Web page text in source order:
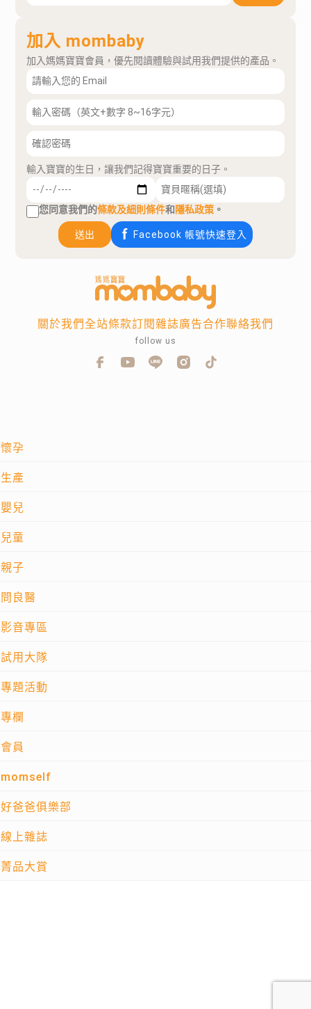
加入 mombaby
加入媽媽寶寶會員，優先閱讀體驗與試用我們提供的產品。
輸入寶寶的生日，讓我們記得寶寶重要的日子。
您同意我們的條款及細則條件和隱私政策 。
送出 Facebook 帳號快速登入
懷孕
生產
嬰兒
兒童
親子
問良醫
影音專區
試用大隊
專題活動
專欄
會員
momself
好爸爸俱樂部
線上雜誌
菁品大賞
關於我們全站條款訂閱雜誌廣告合作聯絡我們
follow us